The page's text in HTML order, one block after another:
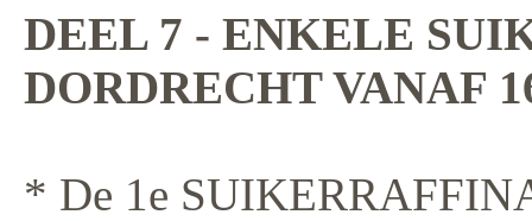
DEEL 7 - ENKELE
DORDRECHT VANAF
* De 1e